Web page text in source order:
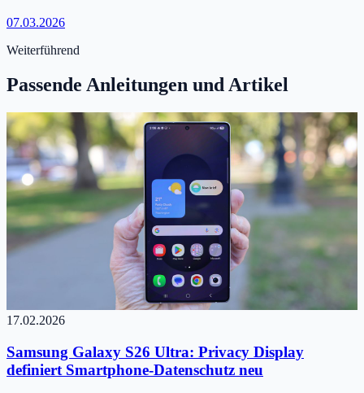
07.03.2026
Weiterführend
Passende Anleitungen und Artikel
17.02.2026
Samsung Galaxy S26 Ultra: Privacy Display
definiert Smartphone-Datenschutz neu